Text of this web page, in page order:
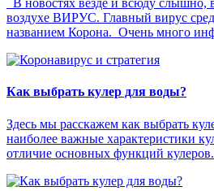
В новостях везде и всюду слышно,
воздухе ВИРУС. Главный вирус
названием Корона. Очень много
Как выбрать кулер для воды?
Здесь мы расскажем как выбрать
наиболее важные характеристики
отличие основных функций кулеров.